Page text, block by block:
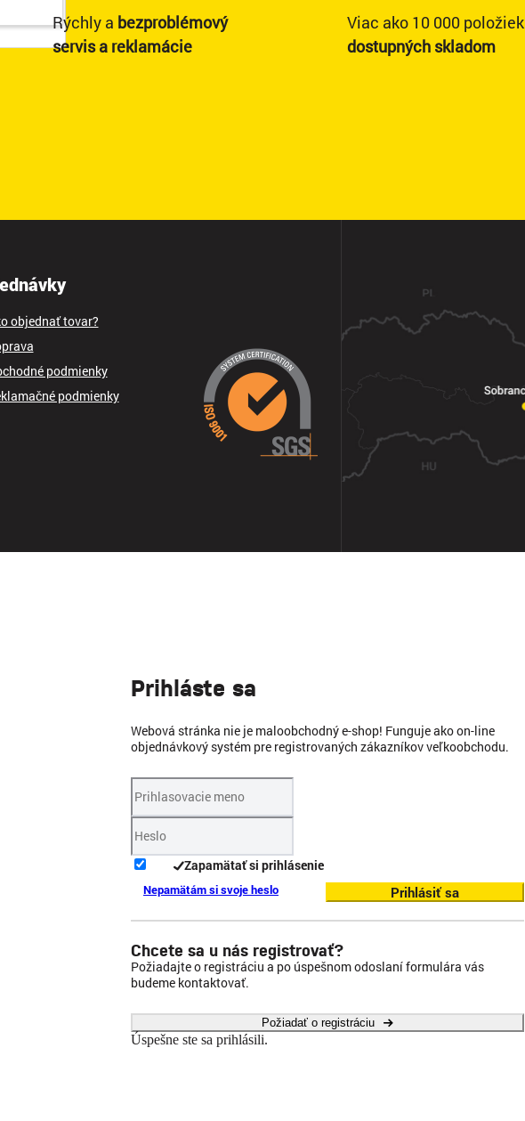
Rýchly a bezproblémový
servis a reklamácie
Viac ako 10 000 položiek
dostupných skladom
objednať tovar?
podmienky
podmienky
Prihláste sa
Webová stránka nie je maloobchodný e-shop! Funguje ako on-line
objednávkový systém pre registrovaných zákazníkov veľkoobchodu.
Zapamätať si prihlásenie
Nepamätám si svoje heslo Prihlásiť sa
Chcete sa u nás registrovať?
Požiadajte o registráciu a po úspešnom odoslaní formulára vás
budeme kontaktovať.
Požiadať o registráciu
Úspešne ste sa prihlásili.